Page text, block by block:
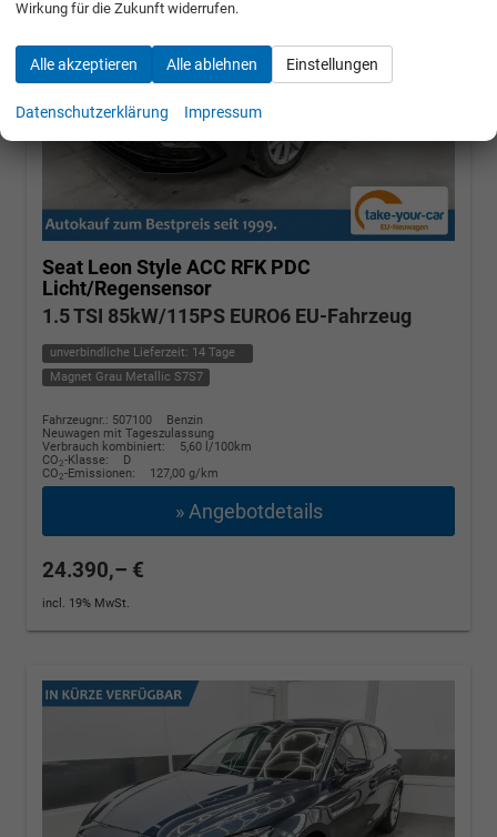
Seat Leon Style ACC RFK PDC
Licht/Regensensor
1.5 TSI 85kW/115PS EURO6 EU-Fahrzeug
unverbindliche Lieferzeit: 14 Tage
Magnet Grau Metallic S7S7
Fahrzeugnr.: 507100
Benzin
Neuwagen mit Tageszulassung
Verbrauch kombiniert:
5,60 l/100km
CO2-Klasse:
D
CO2-Emissionen: 127,00 g/km
» Angebotdetails
24.390,– €
incl. 19% MwSt.
Wirkung für die Zukunft widerrufen.
Alle akzeptieren Alle ablehnen Einstellungen
Datenschutzerklärung Impressum